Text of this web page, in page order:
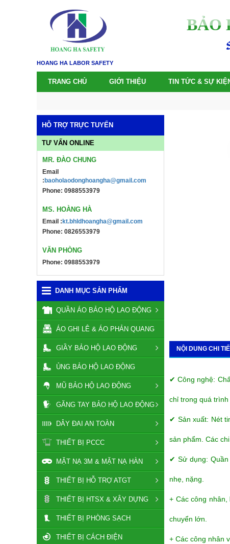
HOANG HA LABOR SAFETY
BẢO
TRANG CHỦ GIỚI THIỆU TIN TỨC & SỰ
HỖ TRỢ TRỰC TUYẾN
TƯ VẤN ONLINE
MR. ĐÀO CHUNG
Email
: baoholaodonghoangha@gmail.com
Phone: 0988553979
MS. HOÀNG HÀ
Email : kt.bhldhoangha@gmail.com
Phone: 0826553979
VĂN PHÒNG
Phone: 0988553979
DANH MỤC SẢN PHẨM
QUẦN ÁO BẢO HỘ LAO ĐỘNG
ÁO GHI LÊ & ÁO PHẢN QUANG
GIẦY BẢO HỘ LAO ĐỘNG
ỦNG BẢO HỘ LAO ĐỘNG
MŨ BẢO HỘ LAO ĐỘNG
GĂNG TAY BẢO HỘ LAO ĐỘNG
DÂY ĐAI AN TOÀN
THIẾT BỊ PCCC
MẶT NẠ 3M & MẶT NẠ HÀN
THIẾT BỊ HỖ TRỢ ATGT
THIẾT BỊ HTSX & XÂY DỰNG
THIẾT BỊ PHÒNG SẠCH
THIẾT BỊ CÁCH ĐIỆN
NỘI DUNG CHI
✔ Công nghệ:
chỉ trong quá
✔ Sản xuất: Nét
sản phẩm. Các
✔ Sử dụng:
nhẹ, nặng.
+ Các công
chuyển lớn.
+ Các công nhân